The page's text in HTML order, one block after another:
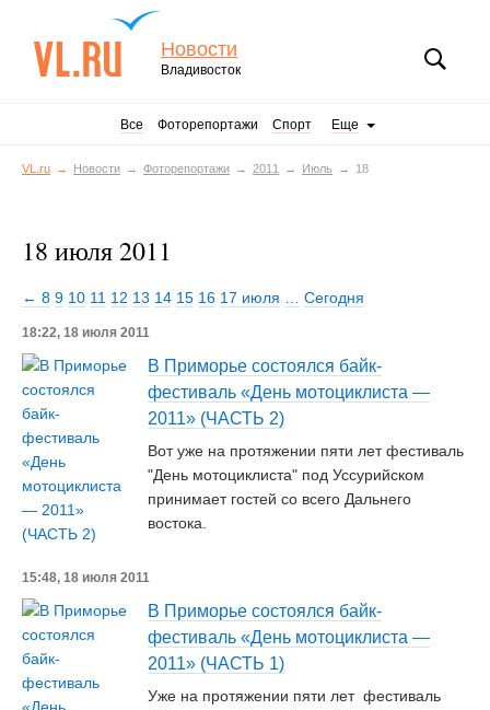
Новости
Владивосток
Все Фоторепортажи Спорт Еще
VL.ru Новости Фоторепортажи 2011 Июль 18
18 июля 2011
← 8 9 10 11 12 13 14 15 16 17 июля Сегодня
18:22, 18 июля 2011
В Приморье состоялся байк-
фестиваль «День мотоциклиста —
2011» (ЧАСТЬ 2)
Вот уже на протяжении пяти лет фестиваль
"День мотоциклиста" под Уссурийском
принимает гостей со всего Дальнего
востока.
15:48, 18 июля 2011
В Приморье состоялся байк-
фестиваль «День мотоциклиста —
2011» (ЧАСТЬ 1)
Уже на протяжении пяти лет фестиваль